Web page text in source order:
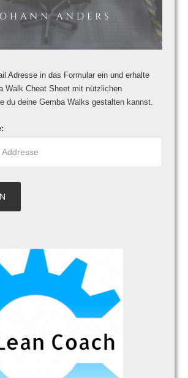
Adresse in das Formular ein und erhalte
Walk Cheat Sheet mit nützlichen
du deine Gemba Walks gestalten kannst.